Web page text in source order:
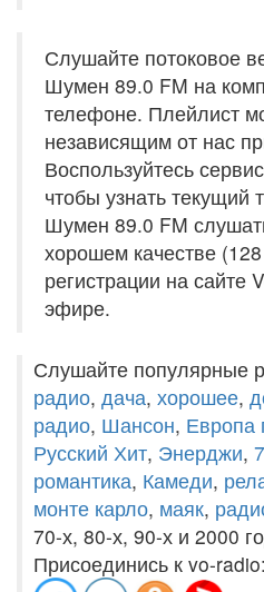
Слушайте потоковое
Шумен 89.0 FM на
телефоне. Плейлист
независящим от нас
Воспользуйтесь
чтобы узнать
Шумен 89.0 FM
хорошем качестве
регистрации на сайте
эфире.
Слушайте популярные
радио, дача, хорошее,
радио, Шансон, Европа
Русский Хит, Энерджи,
романтика, Камеди,
монте карло, маяк,
70-х, 80-х, 90-х и 2000
Присоединись к vo-radio: